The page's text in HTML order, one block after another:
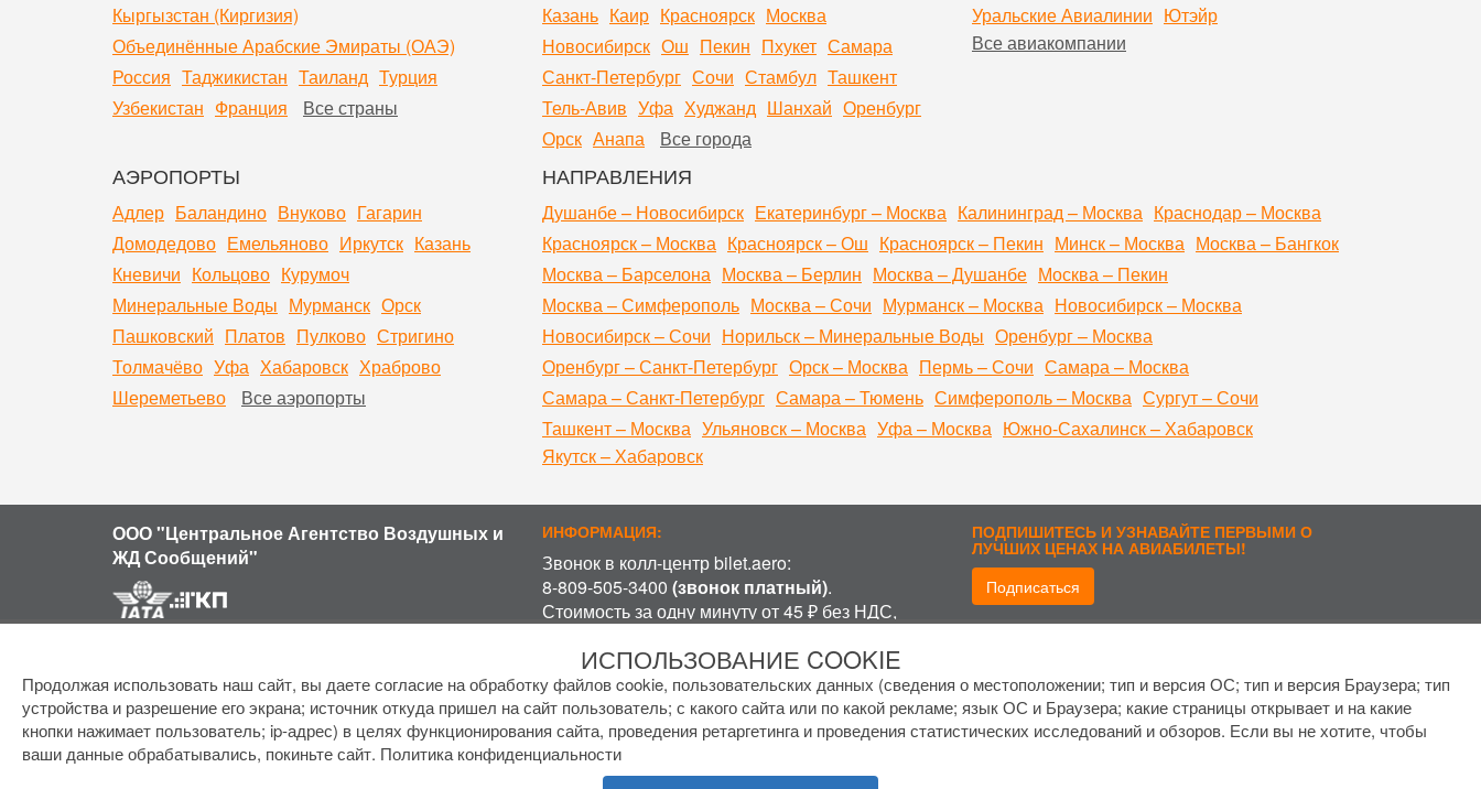
Кыргызстан (Киргизия)
Объединённые Арабские Эмираты (ОАЭ)
Россия Таджикистан Таиланд Турция
Узбекистан Франция Все страны
Казань Каир Красноярск Москва
Новосибирск Ош Пекин Пхукет Самара
Санкт-Петербург Сочи Стамбул Ташкент
Тель-Авив Уфа Худжанд Шанхай Оренбург
Орск Анапа Все города
Уральские Авиалинии Ютэйр
Все авиакомпании
АЭРОПОРТЫ
Адлер Баландино Внуково Гагарин
Домодедово Емельяново Иркутск Казань
Кневичи Кольцово Курумоч
Минеральные Воды Мурманск Орск
Пашковский Платов Пулково Стригино
Толмачёво Уфа Хабаровск Храброво
Шереметьево
Все аэропорты
НАПРАВЛЕНИЯ
Душанбе – Новосибирск Екатеринбург – Москва Калининград – Москва Краснодар – Москва
Красноярск – Москва Красноярск – Ош Красноярск – Пекин Минск – Москва Москва – Бангкок
Москва – Барселона Москва – Берлин Москва – Душанбе Москва – Пекин
Москва – Симферополь Москва – Сочи Мурманск – Москва Новосибирск – Москва
Новосибирск – Сочи Норильск – Минеральные Воды Оренбург – Москва
Оренбург – Санкт-Петербург Орск – Москва Пермь – Сочи Самара – Москва
Самара – Санкт-Петербург Самара – Тюмень Симферополь – Москва Сургут – Сочи
Ташкент – Москва Ульяновск – Москва Уфа – Москва Южно-Сахалинск – Хабаровск
Якутск – Хабаровск
ООО "Центральное Агентство Воздушных и
ЖД Сообщений"
ИНФОРМАЦИЯ:
Звонок в колл-центр bilet.aero:
8-809-505-3400 (звонок платный).
Стоимость за одну минуту от 45 ₽ без НДС,
оператором, в зависимости от региона и
оператора связи.
График работы колл-центра:
пн-пт с 7 до 17 МСК
сб-вс с8 до 15 МСК
ПОДПИШИТЕСЬ И УЗНАВАЙТЕ ПЕРВЫМИ О
ЛУЧШИХ ЦЕНАХ НА АВИАБИЛЕТЫ!
Подписаться
ИСПОЛЬЗОВАНИЕ COOKIE
Продолжая использовать наш сайт, вы даете согласие на обработку файлов cookie, пользовательских данных (сведения о местоположении; тип и версия ОС; тип и версия Браузера; тип
устройства и разрешение его экрана; источник откуда пришел на сайт пользователь; с какого сайта или по какой рекламе; язык ОС и Браузера; какие страницы открывает и на какие
кнопки нажимает пользователь; ip-адрес) в целях функционирования сайта, проведения ретаргетинга и проведения статистических исследований и обзоров. Если вы не хотите, чтобы
ваши данные обрабатывались, покиньте сайт. Политика конфиденциальности